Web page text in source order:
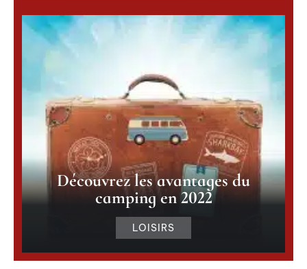
Découvrez les avantages du
camping en 2022
LOISIRS